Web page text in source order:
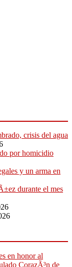
crisis del agua
por homicidio
y un arma en
durante el mes
en honor al
CorazÃ³n de